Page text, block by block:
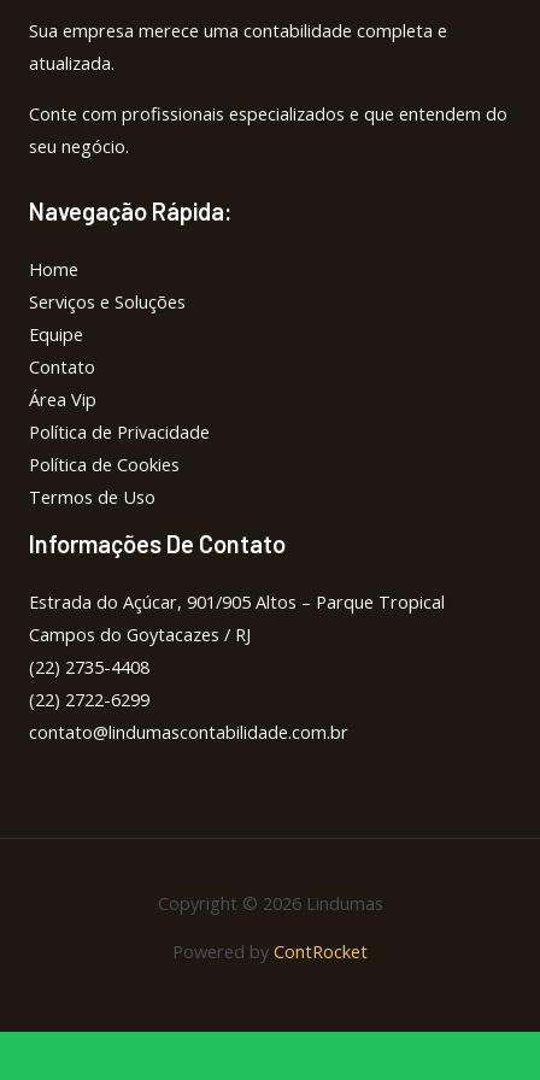
Sua empresa merece uma contabilidade completa e
atualizada.
Conte com profissionais especializados e que entendem do
seu negócio.
Navegação Rápida:
Home
Serviços e Soluções
Equipe
Contato
Área Vip
Política de Privacidade
Política de Cookies
Termos de Uso
Informações De Contato
Estrada do Açúcar, 901/905 Altos – Parque Tropical
Campos do Goytacazes / RJ
(22) 2735-4408
(22) 2722-6299
contato@lindumascontabilidade.com.br
Copyright © 2026 Lindumas
Powered by ContRocket